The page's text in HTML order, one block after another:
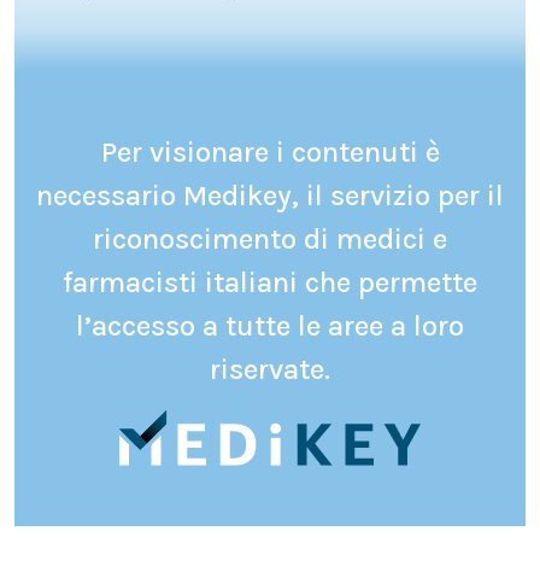
Per visionare i contenuti è
necessario Medikey, il servizio per il
riconoscimento di medici e
farmacisti italiani che permette
l’accesso a tutte le aree a loro
riservate.